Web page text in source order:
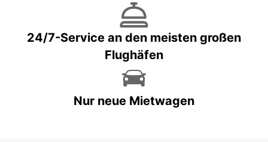
24/7-Service an den meisten großen
Flughäfen
Nur neue Mietwagen